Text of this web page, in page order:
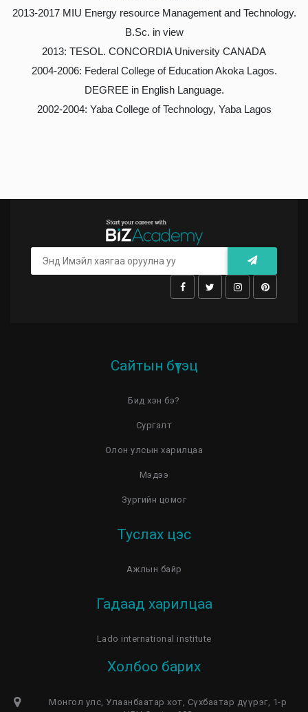
2013-2017 MIU Energy resource Management and Technology.
B.Sc. in view
2013: TESOL. CONCORDIA University CANADA
2004-2006: Federal College of Education Akoka Lagos.
DEGREE in English Language.
2002-2004: Yaba College of Technology, Yaba Lagos
Сайтын бүтэц
Бид хэн бэ?
Сургалт
Олон улсын харилцаа
Мэдээ
Зургийн цомог
Туслах цэс
Ажлын байр
Гадаад харилцаа
Lado international institute
Холбоо барих
Монгол улс, Улаанбаатар хот, Сүхбаатар дүүрэг, 1-р